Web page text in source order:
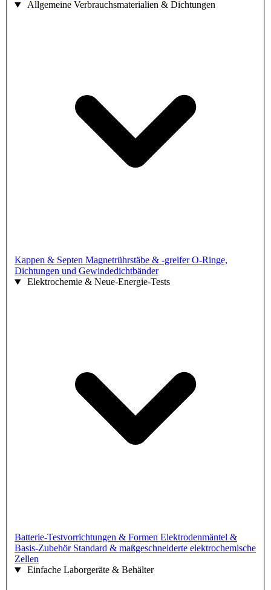
Allgemeine Verbrauchsmaterialien & Dichtungen
Kappen & Septen Magnetrührstäbe & -greiferO-Ringe,
Dichtungen und Gewindedichtbänder
Elektrochemie & Neue-Energie-Tests
Batterie-Testvorrichtungen & Formen Elektrodenmäntel &
Basis-Zubehör Standard & maßgeschneiderte elektrochemische
Zellen
Einfache Laborgeräte & Behälter